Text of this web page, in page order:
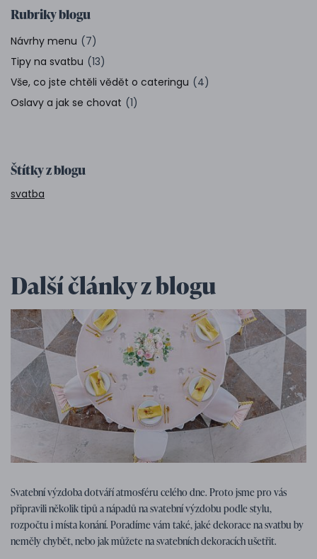
Rubriky blogu
Návrhy menu (7)
Tipy na svatbu (13)
Vše, co jste chtěli vědět o cateringu (4)
Oslavy a jak se chovat (1)
Štítky z blogu
svatba
Další články z blogu
Tipy na svatbu 07. 01. 2026
Tipy, nápady a inspirace na svatební
výzdobu
Svatební výzdoba dotváří atmosféru celého dne. Proto jsme pro vás
připravili několik tipů a nápadů na svatební výzdobu podle stylu,
rozpočtu i místa konání. Poradíme vám také, jaké dekorace na svatbu by
neměly chybět, nebo jak můžete na svatebních dekoracích ušetřit.